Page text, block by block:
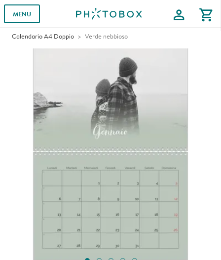
MENU profile shopping_cart
Calendario A4 Doppio Verde nebbioso